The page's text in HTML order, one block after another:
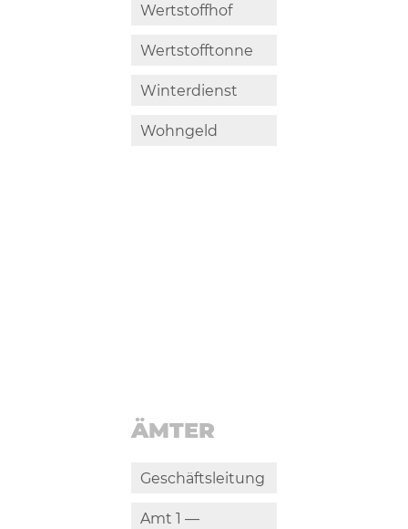
Wertstoffhof
Wertstofftonne
Winterdienst
Wohngeld
ÄMTER
Geschäftsleitung
Amt 1 —